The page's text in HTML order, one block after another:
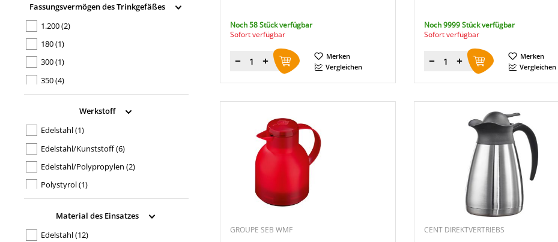
Fassungsvermögen des Trinkgefäßes
1.200(2)
180(1)
300(1)
350(4)
400(1)
Werkstoff
Edelstahl(1)
Edelstahl/Kunststoff(6)
Edelstahl/Polypropylen (2)
Polystyrol(1)
TPE Kunststoff(1)
Material des Einsatzes
Edelstahl(12)
Noch 58 Stück verfügbar
Sofort verfügbar
Menge
Merken
Vergleichen
Noch 9999 Stück verfügbar
Sofort verfügbar
Menge
Merken
Vergleichen
GROUPE SEB WMF CENT DIREKTVERTRIEBS